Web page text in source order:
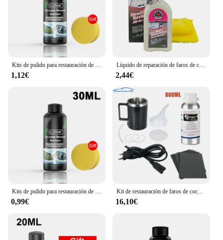
1,12€
Líquido de reparación de faros de coche, oxidación de faros de coche, amarillo, desenfoque de arañazos, recubrimiento de cristal mejorado y agente de renovación
2,44€
0,99€
Kit de restauración de faros de coche, Kit de reparación de faros de coche, Kit de renovación de faros de coche, juego de herramientas de polímero líquido, 800G
16,10€